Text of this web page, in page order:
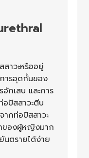
สาวะหรืออยู่
ารอุดกั้นของ
อักเสบ และการ
อปัสสาวะตีบ
ากท่อปัสสาวะ
ของผู้หญิงมาก
นตรายได้ง่าย